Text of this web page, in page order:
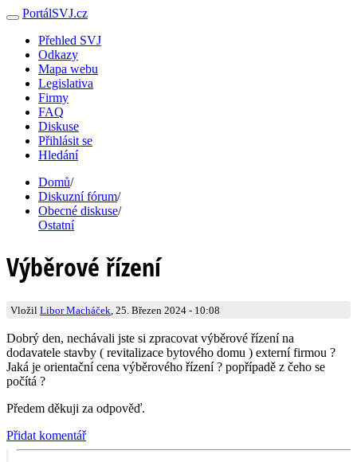
PortálSVJ.cz
Přehled SVJ
Odkazy
Mapa webu
Legislativa
Firmy
FAQ
Diskuse
Přihlásit se
Hledání
Domů/
Diskuzní fórum/
Obecné diskuse/
Ostatní
Výběrové řízení
Vložil Libor Macháček , 25. Březen 2024 - 10:08
Dobrý den, nechávali jste si zpracovat výběrové řízení na
dodavatele stavby ( revitalizace bytového domu ) externí firmou ?
Jaká je orientační cena výběrového řízení ? popřípadě z čeho se
počítá ?
Předem děkuji za odpověď.
Přidat komentář